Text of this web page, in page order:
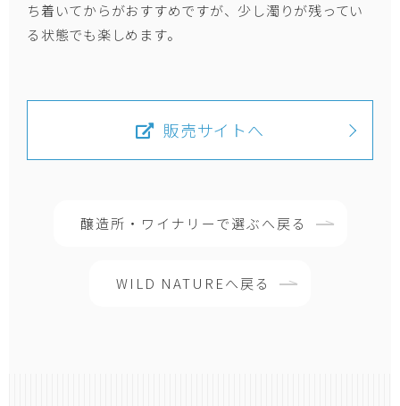
ち着いてからがおすすめですが、少し濁りが残ってい
る状態でも楽しめます。
販売サイトへ
醸造所・ワイナリーで選ぶへ戻る
WILD NATUREへ戻る